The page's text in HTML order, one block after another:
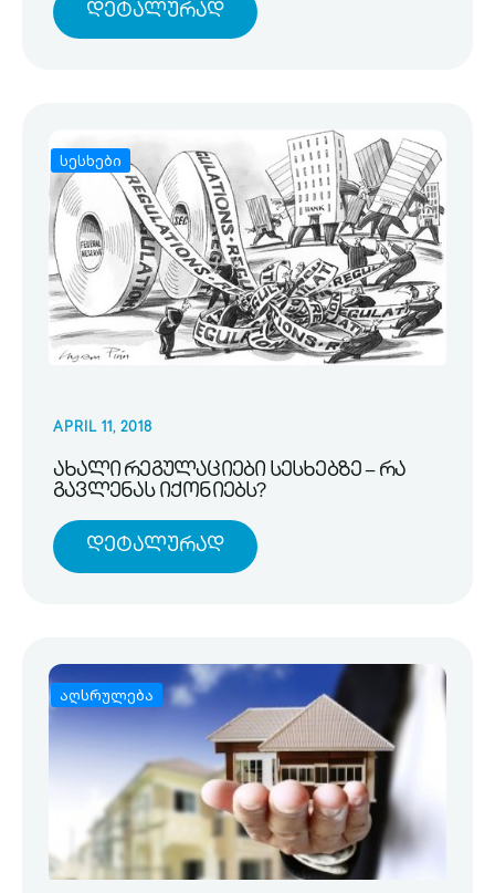
Დეტალურად
სესხები
APRIL 11, 2018
ახალი რეგულაციები სესხებზე – რა
გავლენას იქონიებს?
Დეტალურად
აღსრულება